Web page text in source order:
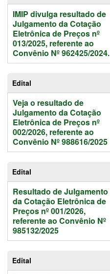
IMIP divulga resultado de
Julgamento da Cotação
Eletrônica de Preços nº
013/2025, referente ao
Convênio Nº 962425/2024.
Edital
Veja o resultado de
Julgamento da Cotação
Eletrônica de Preços nº
002/2026, referente ao
Convênio Nº 988616/2025
Edital
Resultado de Julgamento
da Cotação Eletrônica de
Preços nº 001/2026,
referente ao Convênio Nº
985132/2025
Edital